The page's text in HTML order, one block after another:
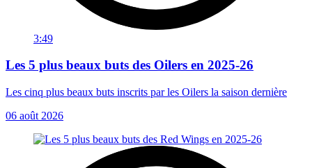
3:49
Les 5 plus beaux buts des Oilers en 2025-26
Les cinq plus beaux buts inscrits par les Oilers la saison dernière
06 août 2026